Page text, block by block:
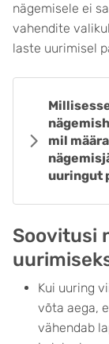
nägemisele ei
vahendite
laste uurimisel
mil
uuringut
Soovitusi
Kui uuring
võta aega,
vähendab